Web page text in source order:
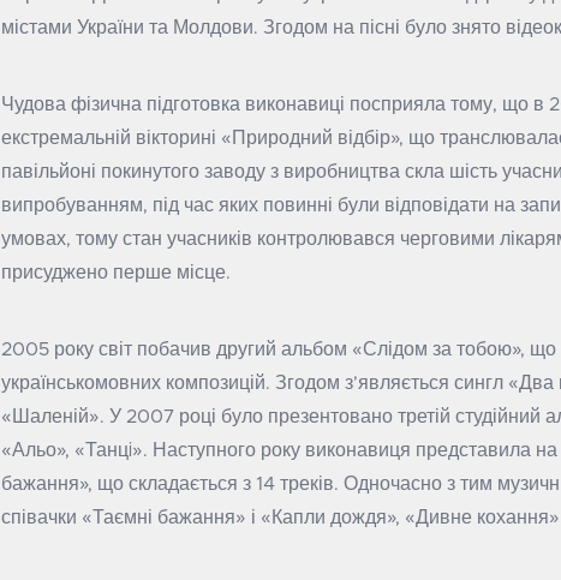
містами України та Молдови. Згодом на пісні було знято
Чудова фізична підготовка виконавиці посприяла тому, що в
екстремальній вікторині «Природний відбір», що
павільйоні покинутого заводу з виробництва скла шість
випробуванням, під час яких повинні були відповідати на
умовах, тому стан учасників контролювався черговими
присуджено перше місце.
2005 року світ побачив другий альбом «Слідом за тобою», що
українськомовних композицій. Згодом з’являється сингл
«Шаленій». У 2007 році було презентовано третій
«Альо», «Танцi». Наступного року виконавиця представила на
бажання», що складається з 14 треків. Одночасно з тим
співачки «Таємні бажання» і «Капли дождя», «Дивне